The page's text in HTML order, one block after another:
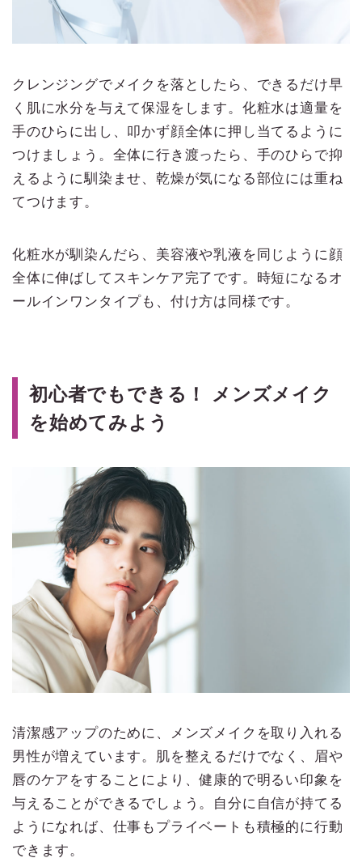
クレンジングでメイクを落としたら、できるだけ早
く肌に水分を与えて保湿をします。化粧水は適量を
手のひらに出し、叩かず顔全体に押し当てるように
つけましょう。全体に行き渡ったら、手のひらで抑
えるように馴染ませ、乾燥が気になる部位には重ね
てつけます。
化粧水が馴染んだら、美容液や乳液を同じように顔
全体に伸ばしてスキンケア完了です。時短になるオ
ールインワンタイプも、付け方は同様です。
初心者でもできる！ メンズメイク
を始めてみよう
清潔感アップのために、メンズメイクを取り入れる
男性が増えています。肌を整えるだけでなく、眉や
唇のケアをすることにより、健康的で明るい印象を
与えることができるでしょう。自分に自信が持てる
ようになれば、仕事もプライベートも積極的に行動
できます。